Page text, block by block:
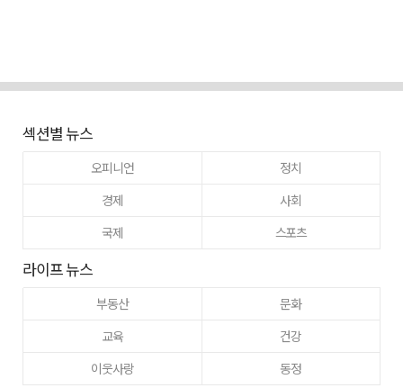
섹션별 뉴스
오피니언
정치
경제
사회
국제
스포츠
라이프 뉴스
부동산
문화
교육
건강
이웃사랑
동정